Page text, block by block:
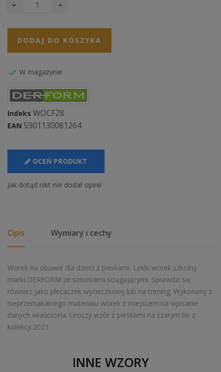
DODAJ DO KOSZYKA
 W magazynie
Indeks WOCF28
EAN 5901130081264
Jak dotąd nikt nie dodał opinii
OCEŃ PRODUKT
Opis Wymiary i cechy
Worek na obuwie dla dzieci z pieskami. Lekki worek szkolny
marki DERFORM ze sznurkami ściągającymi. Sprawdzi się
również jako plecaczek wycieczkowy lub na trening. Wykonany z
nieprzemakalnego materiału worek z miejscem na wpisanie
danych właściciela. Uroczy wzór z pieskami na szarym tle z
kolekcji 2021.
INNE WZORY